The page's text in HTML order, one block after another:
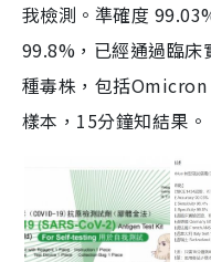
我檢測。準確度
99.8%，已經通過臨床
種毒株，包括
樣本，15分鐘知結果。